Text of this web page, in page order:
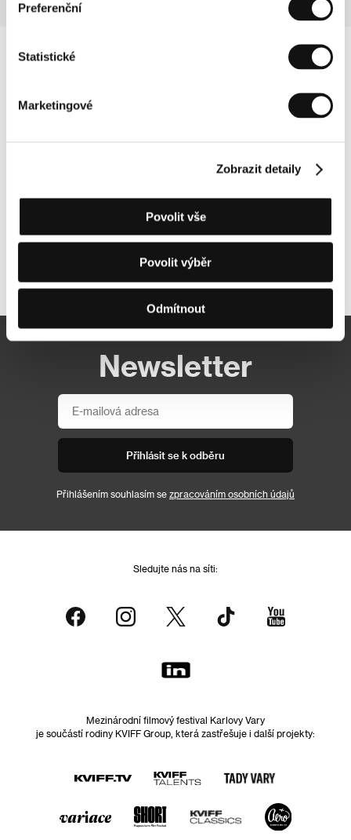
Preferenční
Statistické
Marketingové
Zobrazit detaily
Povolit vše
Povolit výběr
Odmítnout
Další partneři
Newsletter
Přihlásit se k odběru
Přihlášením souhlasím se zpracováním osobních údajů
Sledujte nás na síti:
Mezinárodní filmový festival Karlovy Vary
je součástí rodiny KVIFF Group, která zastřešuje i další projekty: